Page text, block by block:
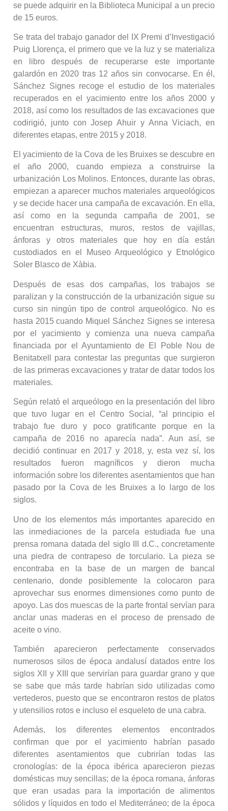
se puede adquirir en la Biblioteca Municipal a un precio
de 15 euros.
Se trata del trabajo ganador del IX Premi d’Investigació
Puig Llorença, el primero que ve la luz y se materializa
en libro después de recuperarse este importante
galardón en 2020 tras 12 años sin convocarse. En él,
Sánchez Signes recoge el estudio de los materiales
recuperados en el yacimiento entre los años 2000 y
2018, así como los resultados de las excavaciones que
codirigió, junto con Josep Ahuir y Anna Viciach, en
diferentes etapas, entre 2015 y 2018.
El yacimiento de la Cova de les Bruixes se descubre en
el año 2000, cuando empieza a construirse la
urbanización Los Molinos. Entonces, durante las obras,
empiezan a aparecer muchos materiales arqueológicos
y se decide hacer una campaña de excavación. En ella,
así como en la segunda campaña de 2001, se
encuentran estructuras, muros, restos de vajillas,
ánforas y otros materiales que hoy en día están
custodiados en el Museo Arqueológico y Etnológico
Soler Blasco de Xàbia.
Después de esas dos campañas, los trabajos se
paralizan y la construcción de la urbanización sigue su
curso sin ningún tipo de control arqueológico. No es
hasta 2015 cuando Miquel Sánchez Signes se interesa
por el yacimiento y comienza una nueva campaña
financiada por el Ayuntamiento de El Poble Nou de
Benitatxell para contestar las preguntas que surgieron
de las primeras excavaciones y tratar de datar todos los
materiales.
Según relató el arqueólogo en la presentación del libro
que tuvo lugar en el Centro Social, “al principio el
trabajo fue duro y poco gratificante porque en la
campaña de 2016 no aparecía nada”. Aun así, se
decidió continuar en 2017 y 2018, y, esta vez sí, los
resultados fueron magníficos y dieron mucha
información sobre los diferentes asentamientos que han
pasado por la Cova de les Bruixes a lo largo de los
siglos.
Uno de los elementos más importantes aparecido en
las inmediaciones de la parcela estudiada fue una
prensa romana datada del siglo III d.C., concretamente
una piedra de contrapeso de torculario. La pieza se
encontraba en la base de un margen de bancal
centenario, donde posiblemente la colocaron para
aprovechar sus enormes dimensiones como punto de
apoyo. Las dos muescas de la parte frontal servían para
anclar unas maderas en el proceso de prensado de
aceite o vino.
También aparecieron perfectamente conservados
numerosos silos de época andalusí datados entre los
siglos XII y XIII que servirían para guardar grano y que
se sabe que más tarde habrían sido utilizadas como
vertederos, puesto que se encontraron restos de platos
y utensilios rotos e incluso el esqueleto de una cabra.
Además, los diferentes elementos encontrados
confirman que por el yacimiento habrían pasado
diferentes asentamientos que cubrirían todas las
cronologías: de la época ibérica aparecieron piezas
domésticas muy sencillas; de la época romana, ánforas
que eran usadas para la importación de alimentos
sólidos y líquidos en todo el Mediterráneo; de la época